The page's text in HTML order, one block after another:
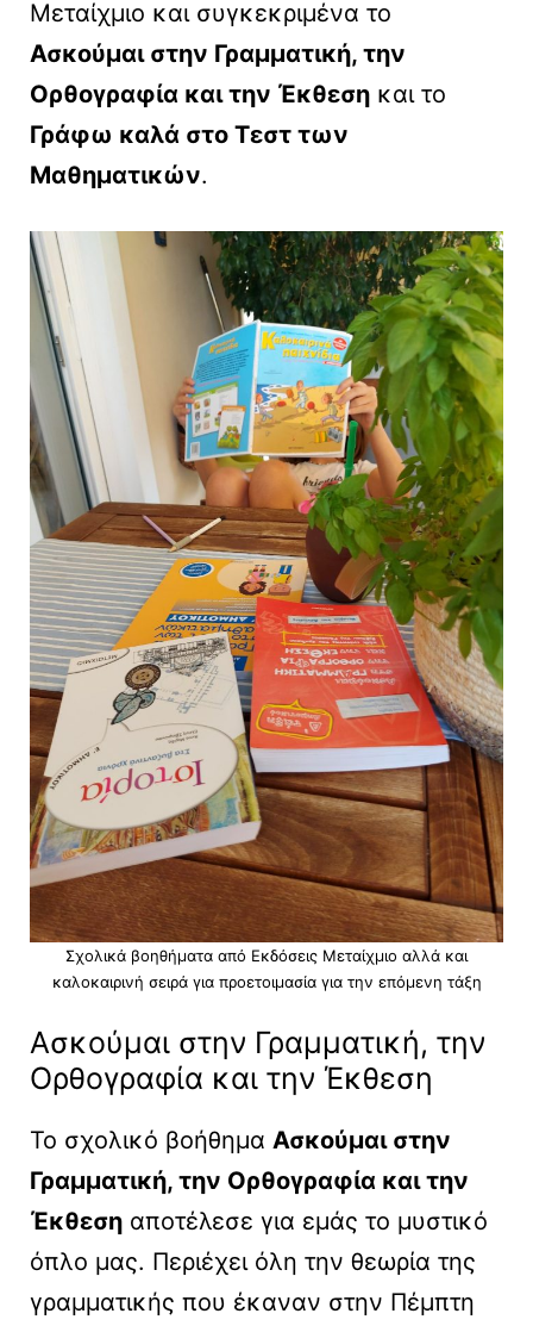
Μεταίχμιο και συγκεκριμένα το
Ασκούμαι στην Γραμματική, την
Ορθογραφία και την Έκθεση και το
Γράφω καλά στο Τεστ των
Μαθηματικών.
Σχολικά βοηθήματα από Εκδόσεις Μεταίχμιο αλλά και
καλοκαιρινή σειρά για προετοιμασία για την επόμενη τάξη
Ασκούμαι στην Γραμματική, την
Ορθογραφία και την Έκθεση
Το σχολικό βοήθημα Ασκούμαι στην
Γραμματική, την Ορθογραφία και την
Έκθεση αποτέλεσε για εμάς το μυστικό
όπλο μας. Περιέχει όλη την θεωρία της
γραμματικής που έκαναν στην Πέμπτη